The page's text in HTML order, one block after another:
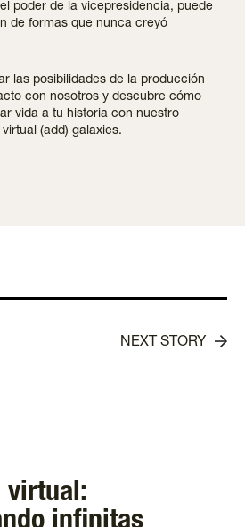
poder de la vicepresidencia, puede
de formas que nunca creyó
las posibilidades de la producción
con nosotros y descubre cómo
vida a tu historia con nuestro
(add) galaxies.
NEXT STORY
virtual: